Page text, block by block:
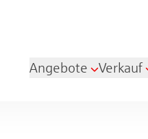
Angebote Verkauf